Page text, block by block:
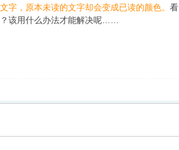
字，原本未读的文字却会变成已读的颜色。
该用什么办法才能解决呢……